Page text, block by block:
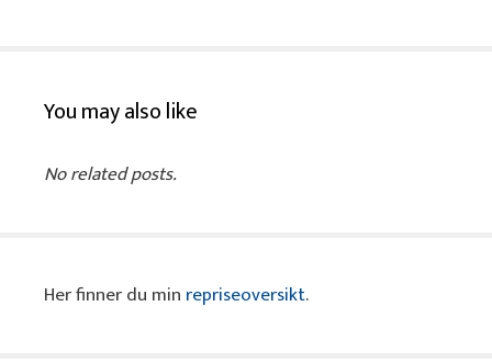
You may also like
No related posts.
Her finner du min repriseoversikt.